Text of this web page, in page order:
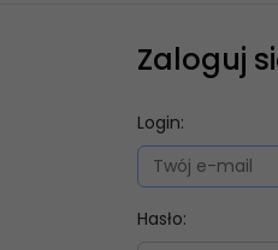
Zaloguj
Login:
Hasło: